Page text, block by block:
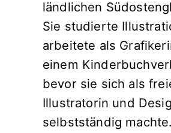
ländlichen
Sie studierte
arbeitete als
einem
bevor sie sich als
Illustratorin und
selbstständig